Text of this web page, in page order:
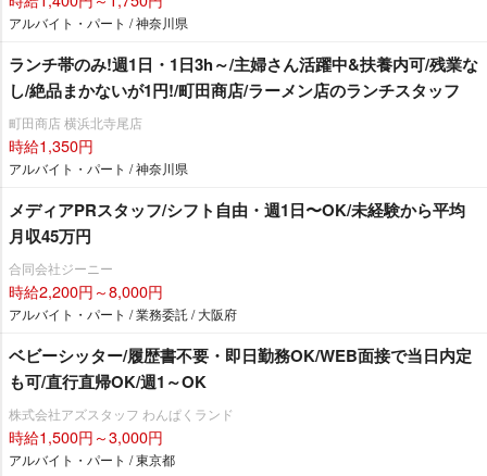
アルバイト・パート / 神奈川県
ランチ帯のみ!週1日・1日3h～/主婦さん活躍中&扶養内可/残業な
し/絶品まかないが1円!/町田商店/ラーメン店のランチスタッフ
町田商店 横浜北寺尾店
時給1,350円
アルバイト・パート / 神奈川県
メディアPRスタッフ/シフト自由・週1日〜OK/未経験から平均
月収45万円
合同会社ジーニー
時給2,200円～8,000円
アルバイト・パート / 業務委託 / 大阪府
ベビーシッター/履歴書不要・即日勤務OK/WEB面接で当日内定
も可/直行直帰OK/週1～OK
株式会社アズスタッフ わんぱくランド
時給1,500円～3,000円
アルバイト・パート / 東京都